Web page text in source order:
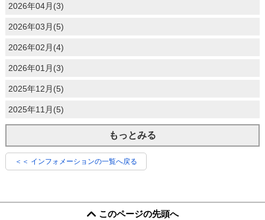
2026年04月(3)
2026年03月(5)
2026年02月(4)
2026年01月(3)
2025年12月(5)
2025年11月(5)
もっとみる
＜＜ インフォメーションの一覧へ戻る
このページの先頭へ